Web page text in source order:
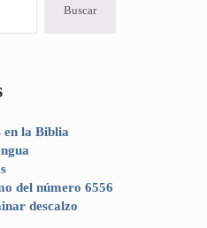
Buscar
en la Biblia
del número 6556
descalzo